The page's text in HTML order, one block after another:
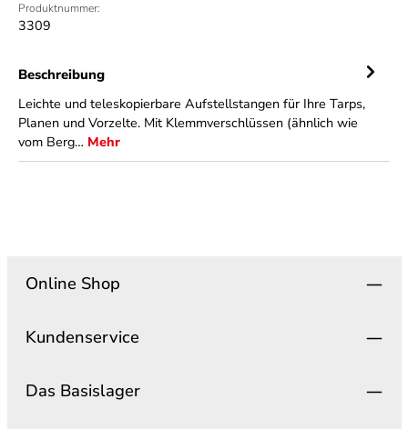
Produktnummer:
3309
Beschreibung
Leichte und teleskopierbare Aufstellstangen für Ihre Tarps,
Planen und Vorzelte. Mit Klemmverschlüssen (ähnlich wie
vom Berg… Mehr
Online Shop
Kundenservice
Das Basislager